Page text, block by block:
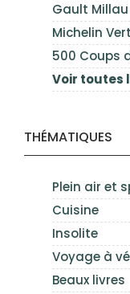
Gault Millau
Michelin
500 Coups
Voir toutes
THÉMATIQUES
Plein air et
Cuisine
Insolite
Voyage à
Beaux livres